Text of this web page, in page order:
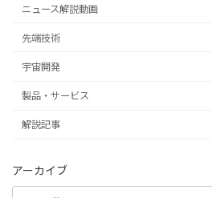
ニュース解説動画
先端技術
宇宙開発
製品・サービス
解説記事
アーカイブ